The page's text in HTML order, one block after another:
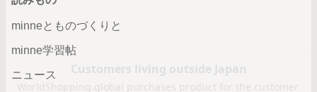
minneとものづくりと
minne学習帖
ニュース